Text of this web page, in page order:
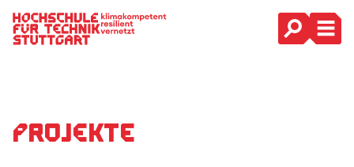
Hauptnavigation
Projekte